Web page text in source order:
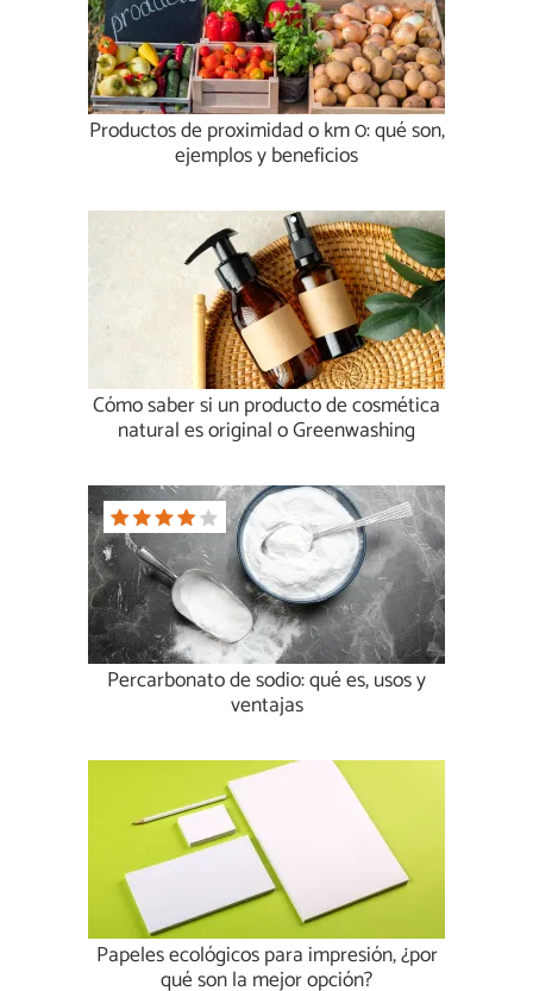
Productos de proximidad o km 0: qué son,
ejemplos y beneficios
Cómo saber si un producto de cosmética
natural es original o Greenwashing
Percarbonato de sodio: qué es, usos y
ventajas
Papeles ecológicos para impresión, ¿por
qué son la mejor opción?